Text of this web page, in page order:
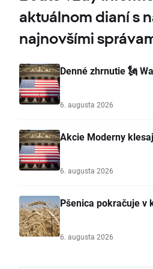
aktuálnom dianí s
najnovšími
Denné zhrnutie 🗽
6. augusta 2026
Akcie Moderny
6. augusta 2026
Pšenica pokračuje v
6. augusta 2026